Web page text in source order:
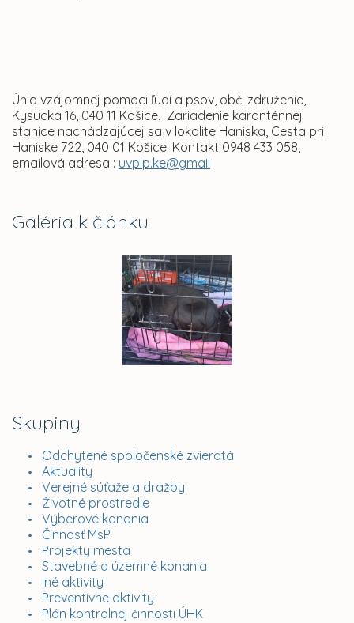
Galéria k článku
Skupiny
Odchytené spoločenské zvieratá
Aktuality
Verejné súťaže a dražby
Životné prostredie
Výberové konania
Činnosť MsP
Projekty mesta
Stavebné a územné konania
Iné aktivity
Preventívne aktivity
Plán kontrolnej činnosti ÚHK
Únia vzájomnej pomoci ľudí a psov, obč. združenie,
Kysucká 16, 040 11 Košice. Zariadenie karanténnej
stanice nachádzajúcej sa v lokalite Haniska, Cesta pri
Haniske 722, 040 01 Košice. Kontakt 0948 433 058,
emailová adresa : uvplp.ke@gmail